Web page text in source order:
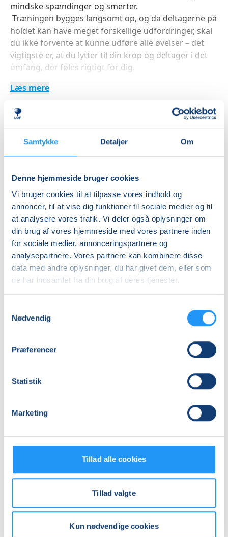
Samtykke Detaljer Om
Denne hjemmeside bruger cookies
Vi bruger cookies til at tilpasse vores indhold og
annoncer, til at vise dig funktioner til sociale medier og til
at analysere vores trafik. Vi deler også oplysninger om
din brug af vores hjemmeside med vores partnere inden
for sociale medier, annonceringspartnere og
analysepartnere. Vores partnere kan kombinere disse
data med andre oplysninger, du har givet dem, eller som
de har indsamlet fra din brug af deres tjenester.
Nødvendig
Præferencer
Statistik
Marketing
Tillad alle cookies
Tillad valgte
Kun nødvendige cookies
mindske spændinger og smerter.
Træningen bygges langsomt op, og da deltagerne på
holdet kan have meget forskellige udfordringer, skal
du ikke forvente at kunne udføre alle øvelser – det
vigtigste er, at du lytter til din krop og deltager i det
omfang, der føles rigtigt for dig.
Læs mere
Indlæser frie pladser...
Priser
Hensyntagende
undervisning
DKK 1.380,00
Info
462112
torsdag 27.08.2026, kl. 11.00 - 12.30
torsdag 10.12.2026, kl. 11.00 - 12.30
15mødegange
LOF Holbæk-Lejre, Sports Allè 5B, 2 TV, 4300, Holbæk
Se på kort
Praktiske oplysninger